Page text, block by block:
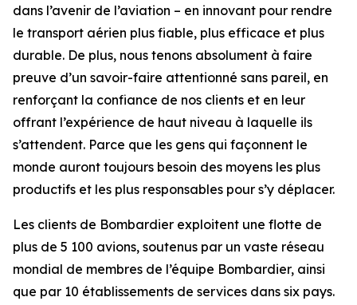
dans l’avenir de l’aviation – en innovant pour rendre
le transport aérien plus fiable, plus efficace et plus
durable. De plus, nous tenons absolument à faire
preuve d’un savoir-faire attentionné sans pareil, en
renforçant la confiance de nos clients et en leur
offrant l’expérience de haut niveau à laquelle ils
s’attendent. Parce que les gens qui façonnent le
monde auront toujours besoin des moyens les plus
productifs et les plus responsables pour s’y déplacer.
Les clients de Bombardier exploitent une flotte de
plus de 5 100 avions, soutenus par un vaste réseau
mondial de membres de l’équipe Bombardier, ainsi
que par 10 établissements de services dans six pays.